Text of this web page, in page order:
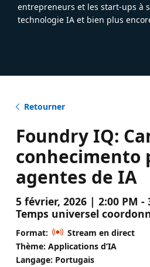
entrepreneurs et les start-ups à
technologie IA et bien plus
Retourner
Foundry IQ:
conhecimento
agentes de IA
5 février, 2026 | 2:00 PM -
Temps universel
Format:
Stream en direct
Thème: Applications d’IA
Langage: Portugais